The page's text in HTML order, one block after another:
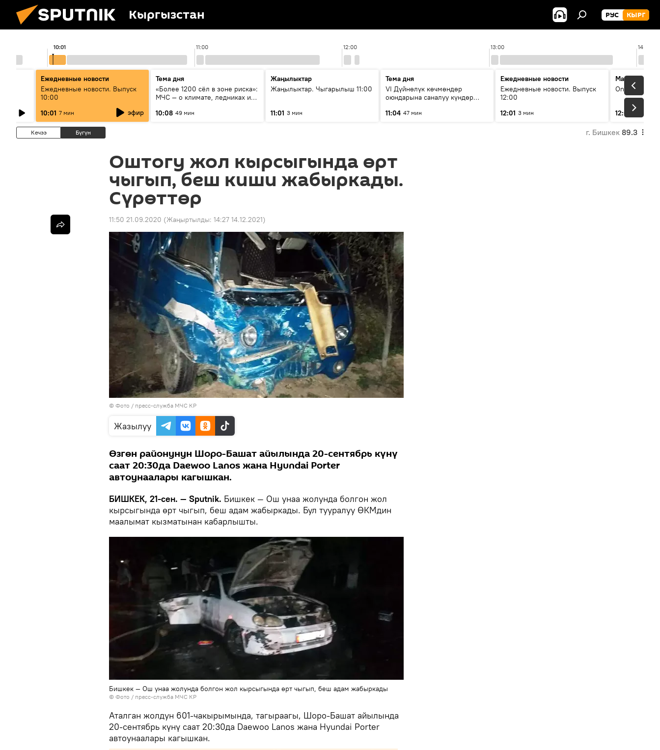
Кыргызстан РУС КЫРГ
11:00 12:00 13:00 14:00
10:01
Ежедневные новости
Ежедневные новости. Выпуск
10:00
10:01 7 мин эфир
Тема дня
«Более 1200 сёл в зоне риска»:
МЧС — о климате, ледниках и
населения
10:08 49 мин
Жаңылыктар
Жаңылыктар. Чыгарылыш 11:00
11:01 3 мин
Тема дня
VI Дүйнөлүк көчмөндөр
оюндарына саналуу күндөр
этапка жетти?
11:04 47 мин
Ежедневные новости
Ежедневные новости. Выпуск
12:00
12:01 3 мин
On air
12:05
Кечээ Бүгүн г. Бишкек 89.3
Оштогу жол кырсыгында өрт
чыгып, беш киши жабыркады.
Сүрөттөр
11:50 21.09.2020 (Жаңыртылды: 14:27 14.12.2021)
© Фото / пресс-служба МЧС КР
Жазылуу
Өзгөн районунун Шоро-Башат айылында 20-сентябрь күнү
саат 20:30да Daewoo Lanos жана Hyundai Porter
автоунаалары кагышкан.
БИШКЕК, 21-сен. — Sputnik. Бишкек — Ош унаа жолунда болгон жол
кырсыгында өрт чыгып, беш адам жабыркады. Бул тууралуу ӨКМдин
маалымат кызматынан кабарлышты.
Бишкек — Ош унаа жолунда болгон жол кырсыгында өрт чыгып, беш адам жабыркады
© Фото / пресс-служба МЧС КР
Аталган жолдун 601-чакырымында, тагыраагы, Шоро-Башат айылында
20-сентябрь күнү саат 20:30да Daewoo Lanos жана Hyundai Porter
автоунаалары кагышкан.